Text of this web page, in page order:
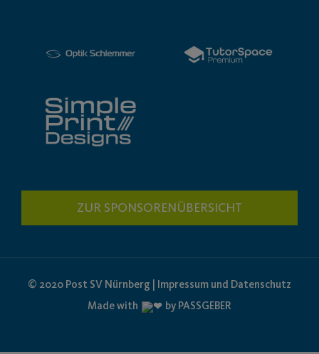
ZUR SPONSORENÜBERSICHT
© 2020 Post SV Nürnberg | Impressum und Datenschutz
Made with
by PASSGEBER